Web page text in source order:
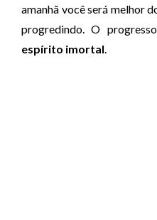
amanhã você será melhor
progredindo. O
espírito imortal